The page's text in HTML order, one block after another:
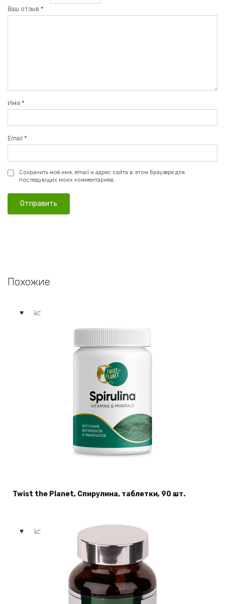
Ваш отзыв *
Имя *
Email *
Сохранить моё имя, email и адрес сайта в этом браузере для
последующих моих комментариев.
Похожие
Twist the Planet, Спирулина, таблетки, 90 шт.